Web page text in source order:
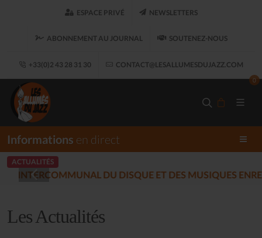
ESPACE PRIVÉ NEWSLETTERS
ABONNEMENT AU JOURNAL SOUTENEZ-NOUS
+33(0)2 43 28 31 30 CONTACT@LESALLUMESDUJAZZ.COM
0
Informations en direct
ACTUALITÉS
LES ALLUMÉS DU JAZZ
Les Actualités